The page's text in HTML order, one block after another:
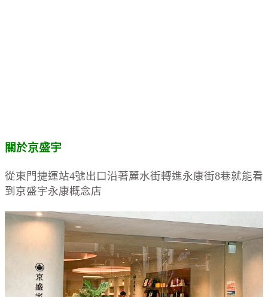
關於京盛宇
從東門捷運站4號出口沿著麗水街轉進永康街8巷就能看
到京盛宇永康概念店